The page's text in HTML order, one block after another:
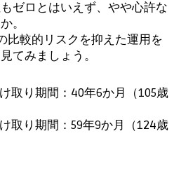
ゼロとはいえず、やや心許な
。
比較的リスクを抑えた運用を
てみましょう。
取り期間：40年6か月（105歳
取り期間：59年9か月（124歳